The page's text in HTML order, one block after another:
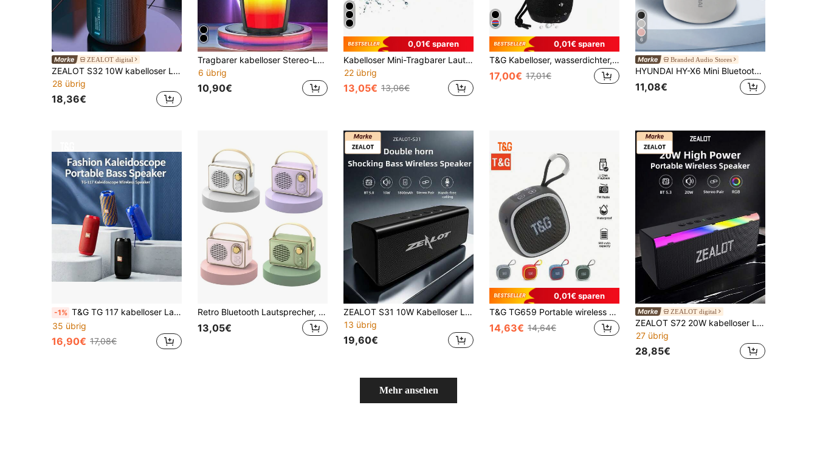
ZEALOT digital
ZEALOT S32 10W kabelloser Lautsprecher mit RGB-Farbbeleuchtung, Kompatibilität mit SD-Karte/USB/AUX-Schnittstellen und Unterstützung für Freisprechfunktion. Ideal für Outdoor-Aktivitäten, Tanzpartys, Familientreffen und Strandpartys
28 übrig
18,36€
Tragbarer kabelloser Stereo-Lautsprecher für den Außenbereich, wasserdichtes Design, TWS Stereo Bass unterstützt, Speicherkarte/USB-Stick, Verbindung mit Smartphone/Tablet, LED Farblichter, kabelloser Bluetooth-Musiklautsprecher
6 übrig
10,90€
0,01€ sparen
Kabelloser Mini-Tragbarer Lautsprecher mit Dual-Lautsprecher und Dual-Membran, wasserdicht, stoßfest, kreativer Outdoor-Lautsprecher, kabelloser Lautsprecher, Geschenk-Lautsprecher, Mehrzweck-Bluetooth-Lautsprecher
22 übrig
13,05€ 13,06€
0,01€ sparen
T&G Kabelloser, wasserdichter, tragbarer Subwoofer-Lautsprecher TG117 für den Einsatz Outdoor, schockfest, Outdoor-Lautsprecher, wasserdicht, unterstützt TF-Karte, FM-Radio, multifunktional beim Radfahren
17,00€ 17,01€
6
Branded Audio Stores
HYUNDAI HY-X6 Mini Bluetooth Lautsprecher, HIFI Stereo Hochwertige Klangqualität, Lange Akkulaufzeit, Tragbarer Outdoor Wasserdichter Kabelloser Lautsprecher, Geeignet für Smartphones, Laptops, Tablets
11,08€
-1% T&G TG 117 kabelloser Lautsprecher mit Subwoofer, Kartenslot, USB, 3D-Surround-Sound, tragbarer Outdoor-Lautsprecher, geflochtene Mesh-Oberfläche, IPX5 wasserdicht, unterstützt USB/TF/FM, unterstützt Audiokabel-Verbindung, wird mit Ladekabel und Audiokabel geliefert, 1200mAh
35 übrig
16,90€ 17,08€
Retro Bluetooth Lautsprecher, kabelloser Mini-Lautsprecher, klarer Stereoklang, tiefer Bass, tragbarer Retro-Lautsprecher, kompatibel mit iPhone, Android-Geräten und Tablets
13,05€
ZEALOT S31 10W Kabelloser Lautsprecher, tragbarer Bluetooth-Lautsprecher für den Außenbereich, 1800mAh Akku mit bis zu 8 Stunden Spielzeit, kompatibel mit Smartphone/Tablet/TV, unterstützt SD-Karte/USB/AUX-Eingang, Pairing-Funktion, geeignet für Auto/Outdoor/Camping/Strand/Party
13 übrig
19,60€
0,01€ sparen
T&G TG659 Portable wireless Subwoofer - Ultra tragbares Design mit kabelloser Konnektivität, Mini-Größe, True Wireless Stereo, HIFI-Lautsprecher, TF-Kartensupport und eingebautem Radio - Fortgeschrittene Soundbox mit endlosem Entertainment
14,63€ 14,64€
ZEALOT digital
ZEALOT S72 20W kabelloser Lautsprecher, tragbarer Outdoor-Lautsprecher mit Dual-Subwoofer, Stereo-Kopplung, unterstützt SD/USB/AUX/Bluetooth, hochwertiger Heimportabel-Lautsprecher mit großer Kapazität
27 übrig
28,85€
Mehr ansehen